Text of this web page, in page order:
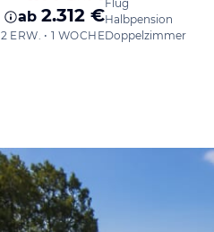
ab 2.312 €
2 ERW. • 1 WOCHE
Flug
Halbpension
Doppelzimmer